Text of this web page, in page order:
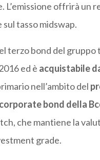
L’emissione offrirà un
sul tasso midswap.
terzo bond del gruppo
ed è acquistabile
nell’ambito del
bond della
che mantiene la
grade.